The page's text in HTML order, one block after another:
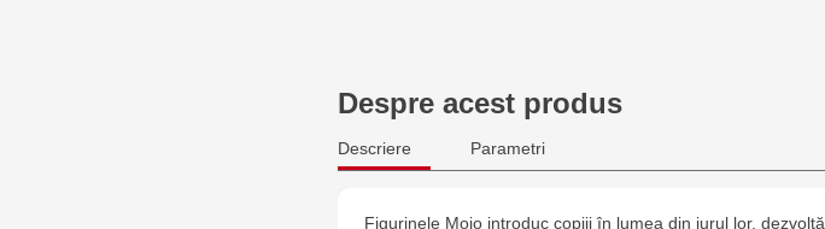
Despre acest produs
Descriere Parametri
Figurinele Mojo introduc copiii în lumea din jurul lor, dezvoltă